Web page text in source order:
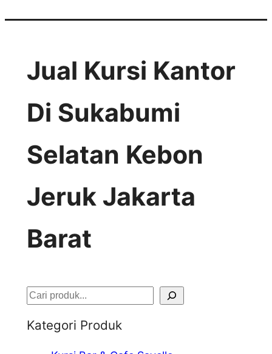
Jual Kursi Kantor
Di Sukabumi
Selatan Kebon
Jeruk Jakarta
Barat
S
Kategori Produk